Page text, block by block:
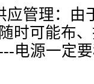
应管理：由
时可能布
电源一定